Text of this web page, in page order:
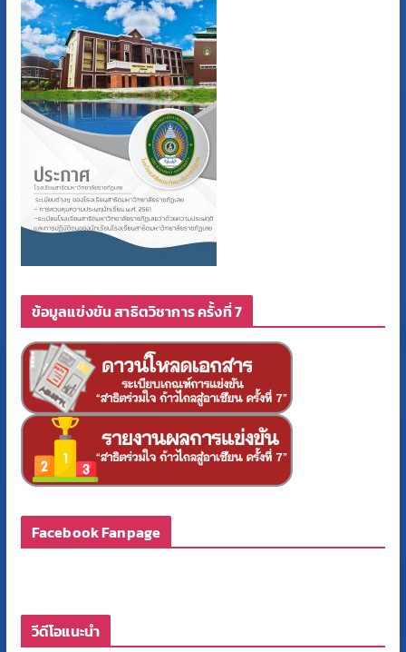
ข้อมูลแข่งขัน สาธิตวิชาการ ครั้งที่ 7
Facebook Fanpage
วีดีโอแนะนำ